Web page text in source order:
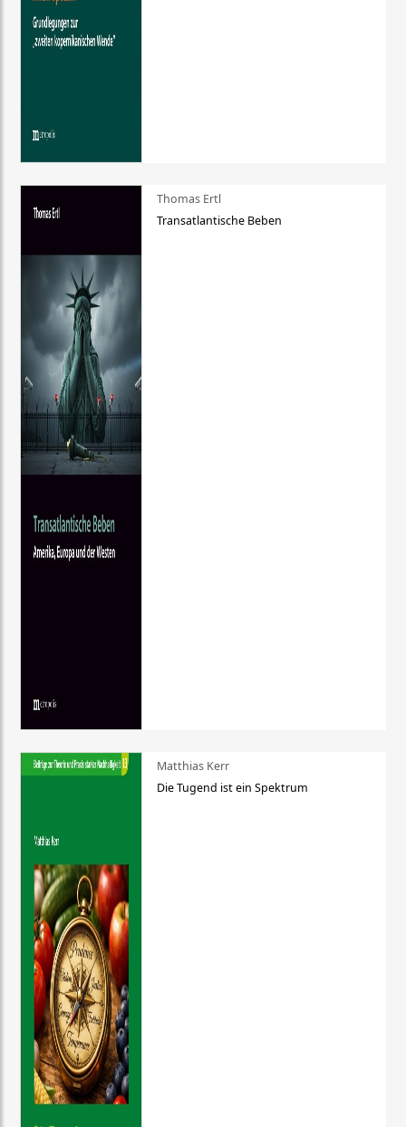
Thomas Ertl
Transatlantische Beben
Matthias Kerr
Die Tugend ist ein Spektrum